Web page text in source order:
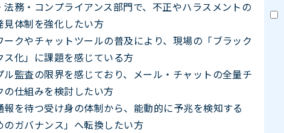
法務・コンプライアンス部門で、不正やハラスメントの
見体制を強化したい方
ークやチャットツールの普及により、現場の「ブラック
ス化」に課題を感じている方
ル監査の限界を感じており、メール・チャットの全量チ
の仕組みを検討したい方
報を待つ受け身の体制から、能動的に予兆を検知する
のガバナンス」へ転換したい方